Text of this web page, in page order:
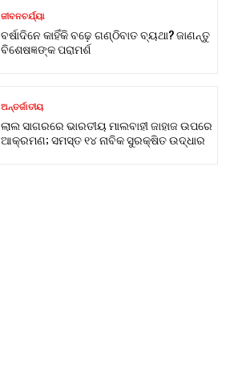
ଜୀବନଚର୍ଯ୍ୟା
ବର୍ଷାଦିନେ କାହିଁକି ବଢ଼େ ଗଣ୍ଠିବାତ ବ୍ୟଥା? ଜାଣନ୍ତୁ
ବିଶେଷଜ୍ଞଙ୍କ ପରାମର୍ଶ
ଅନ୍ତର୍ଜାତୀୟ
ଲାଲ ସାଗରରେ ଭାରତୀୟ ମାଲବାହୀ ଜାହାଜ ଉପରେ
ଆକ୍ରମଣ; ସମସ୍ତ ୧୪ ନାବିକ ସୁରକ୍ଷିତ ଉଦ୍ଧାର